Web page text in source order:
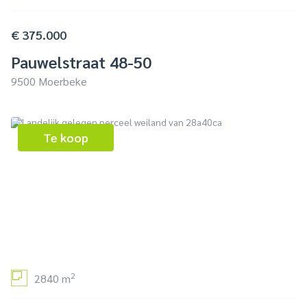
€ 375.000
Pauwelstraat 48-50
9500 Moerbeke
Te koop
2840 m2